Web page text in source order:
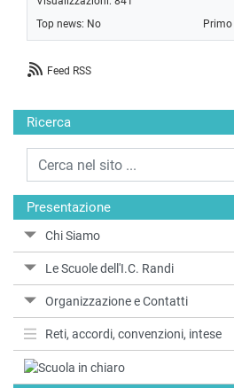
Ricerca
Presentazione
Chi Siamo
Le Scuole dell'I.C. Randi
Organizzazione e Contatti
Reti, accordi, convenzioni, intese
Top news: No
Feed RSS